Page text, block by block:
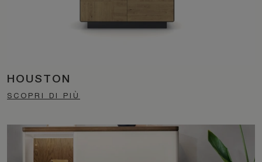
HOUSTON
SCOPRI DI PIÙ